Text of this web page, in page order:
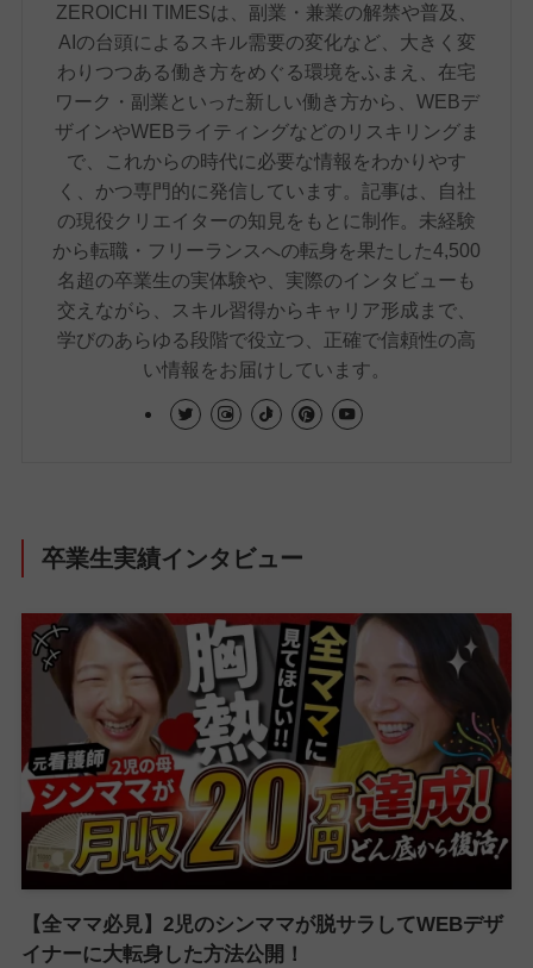
ZEROICHI TIMESは、副業・兼業の解禁や普及、
AIの台頭によるスキル需要の変化など、大きく変
わりつつある働き方をめぐる環境をふまえ、在宅
ワーク・副業といった新しい働き方から、WEBデ
ザインやWEBライティングなどのリスキリングま
で、これからの時代に必要な情報をわかりやす
く、かつ専門的に発信しています。記事は、自社
の現役クリエイターの知見をもとに制作。未経験
から転職・フリーランスへの転身を果たした4,500
名超の卒業生の実体験や、実際のインタビューも
交えながら、スキル習得からキャリア形成まで、
学びのあらゆる段階で役立つ、正確で信頼性の高
い情報をお届けしています。
卒業生実績インタビュー
【全ママ必見】2児のシンママが脱サラしてWEBデザ
イナーに大転身した方法公開！